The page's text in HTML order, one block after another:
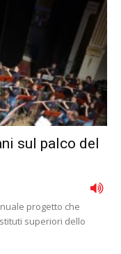
sul palco del
progetto che
superiori dello